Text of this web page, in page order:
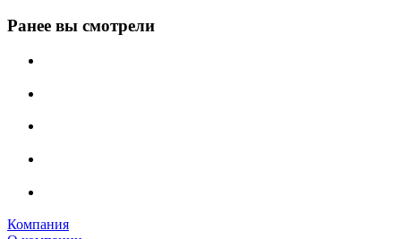
Ранее вы смотрели
Компания